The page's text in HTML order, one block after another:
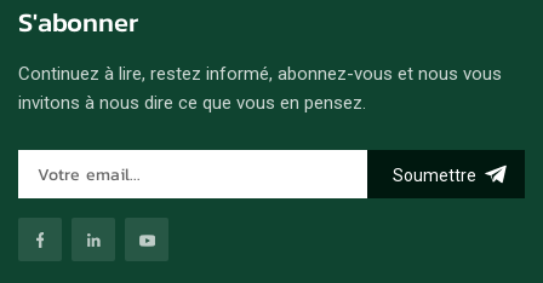
S'abonner
Continuez à lire, restez informé, abonnez-vous et nous vous
invitons à nous dire ce que vous en pensez.
Soumettre